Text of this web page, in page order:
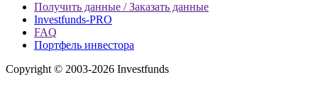
Получить данные / Заказать данные
Investfunds-PRO
FAQ
Портфель инвестора
Copyright © 2003-2026 Investfunds